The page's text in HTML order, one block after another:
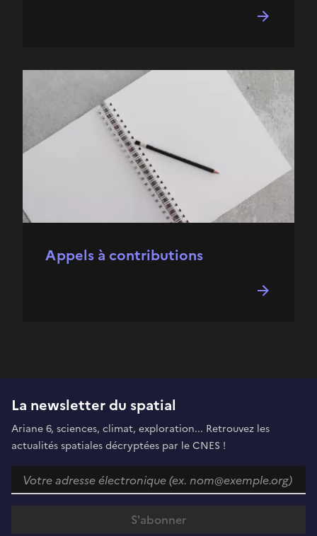
Appels à contributions
La newsletter du spatial
Ariane 6, sciences, climat, exploration... Retrouvez les
actualités spatiales décryptées par le CNES !